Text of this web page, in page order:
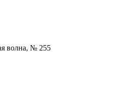
волна, № 255